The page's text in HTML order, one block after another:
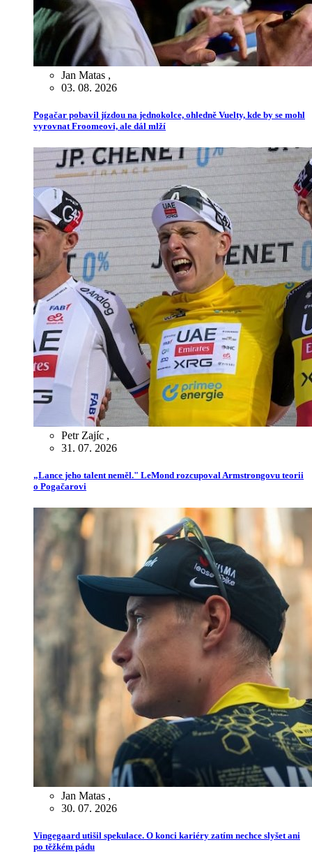
Jan Matas ,
03. 08. 2026
Pogačar pobavil jízdou na jednokolce, ohledně Vuelty, kde by se mohl
vyrovnat Froomeovi, ale dál mlží
Petr Zajíc ,
31. 07. 2026
„Lance jeho talent neměl." LeMond rozcupoval Armstrongovu teorii
o Pogačarovi
Jan Matas ,
30. 07. 2026
Vingegaard utišil spekulace. O konci kariéry zatím nechce slyšet ani
po těžkém pádu